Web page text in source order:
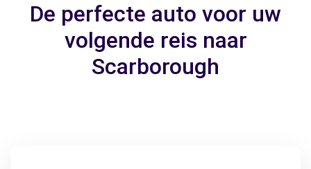
De perfecte auto voor uw
volgende reis naar
Scarborough